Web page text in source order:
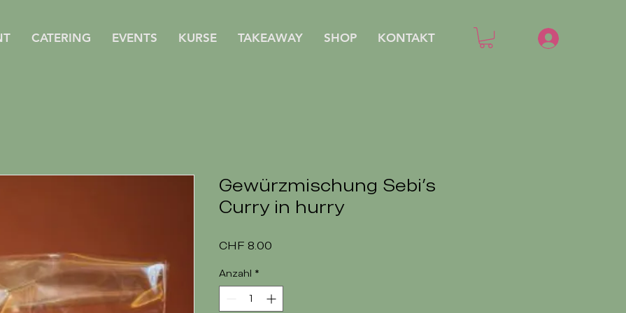
CATERING EVENTS KURSE TAKEAWAY SHOP KONTAKT
Gewürzmischung Sebi's
Curry in hurry
CHF 8.00
Anzahl *